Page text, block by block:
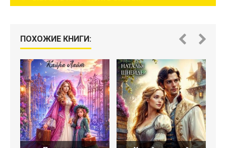
ПОХОЖИЕ КНИГИ: